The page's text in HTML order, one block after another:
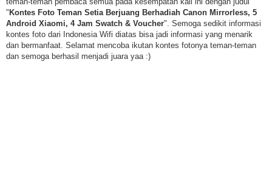
"Kontes Foto Teman Setia Berjuang Berhadiah Canon Mirrorless, 5
Android Xiaomi, 4 Jam Swatch & Voucher". Semoga sedikit informasi
kontes foto dari Indonesia Wifi diatas bisa jadi informasi yang menarik
dan bermanfaat. Selamat mencoba ikutan kontes fotonya teman-teman
dan semoga berhasil menjadi juara yaa :)